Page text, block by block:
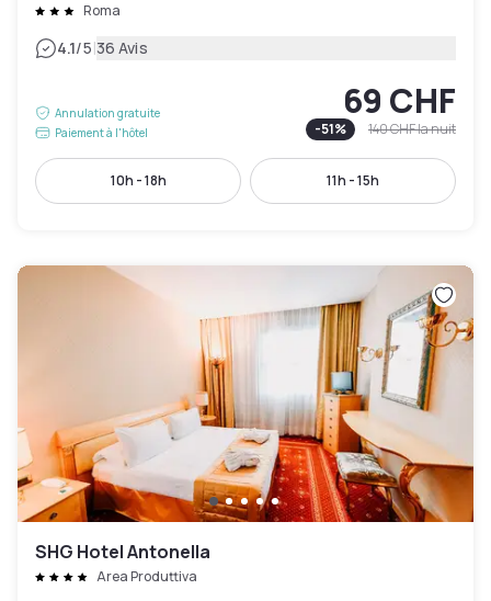
Roma
4.1/5|36 Avis
Annulation gratuite
Paiement à l'hôtel
69 CHF
-51% 140 CHFla nuit
10h - 18h 11h - 15h
SHG Hotel Antonella
Area Produttiva